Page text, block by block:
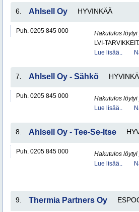
6. Ahlsell Oy HYVINKÄÄ
Puh. 0205 845 000
Hakutulos
LVI-
Lue lisää..
7. Ahlsell Oy - Sähkö
Puh. 0205 845 000
Hakutulos
Lue lisää..
8. Ahlsell Oy - Tee-Se-Itse
Puh. 0205 845 000
Hakutulos
Lue lisää..
9. Thermia Partners Oy